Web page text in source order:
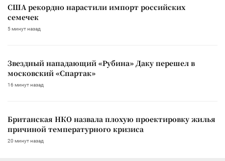
США рекордно нарастили импорт российских
семечек
5 минут назад
Звездный нападающий «Рубина» Даку перешел в
московский «Спартак»
16 минут назад
Британская НКО назвала плохую проектировку жилья
причиной температурного кризиса
20 минут назад